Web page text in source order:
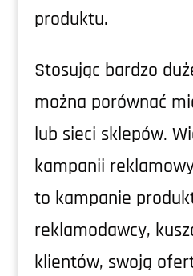
produktu.
Stosując bardzo
można porównać
lub sieci sklepów.
kampanii
to kampanie
reklamodawcy,
klientów, swoją